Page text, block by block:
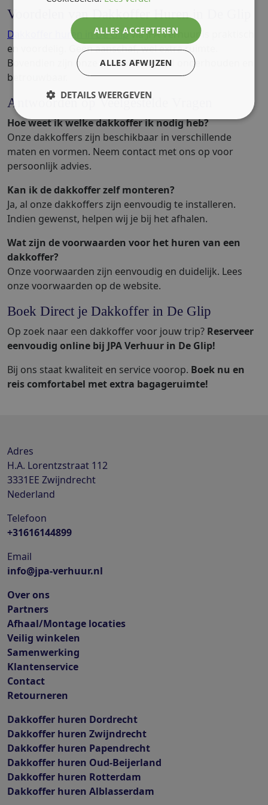
Voordelen van Dakkoffer Huren in De Glip
Dakkoffer huren in De Glipvia JPA Verhuur is praktisch
en voordelig. Geen aanschaf, wel extra ruimte.
Bovendien zijn onze dakkoffers goed onderhouden en
betrouwbaar.
Antwoorden op Veelgestelde Vragen
Hoe weet ik welke dakkoffer ik nodig heb?
Onze dakkoffers zijn beschikbaar in verschillende
maten en vormen. Neem contact met ons op voor
persoonlijk advies.
Kan ik de dakkoffer zelf monteren?
Ja, al onze dakkoffers zijn eenvoudig te installeren.
Indien gewenst, helpen wij je bij het afhalen.
Wat zijn de voorwaarden voor het huren van een
dakkoffer?
Onze voorwaarden zijn eenvoudig en duidelijk. Lees
onze voorwaarden op de website.
Boek Direct je Dakkoffer in De Glip
Op zoek naar een dakkoffer voor jouw trip? Reserveer
eenvoudig online bij JPA Verhuur in De Glip!
Bij ons staat kwaliteit en service voorop. Boek nu en
reis comfortabel met extra bagageruimte!
Adres
H.A. Lorentzstraat 112
3331EE Zwijndrecht
Nederland
Telefoon
+31616144899
Email
info@jpa-verhuur.nl
Over ons
Partners
Afhaal/Montage locaties
Veilig winkelen
Samenwerking
Klantenservice
Contact
Retourneren
Dakkoffer huren Dordrecht
Dakkoffer huren Zwijndrecht
Dakkoffer huren Papendrecht
Dakkoffer huren Oud-Beijerland
Dakkoffer huren Rotterdam
Dakkoffer huren Alblasserdam
ALLES ACCEPTEREN
ALLES AFWIJZEN
DETAILS WEERGEVEN